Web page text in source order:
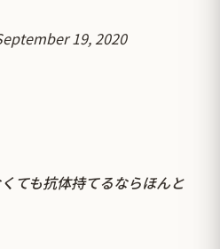
19, 2020
ても抗体持てるならほんと